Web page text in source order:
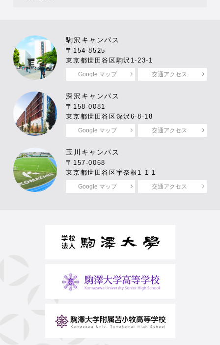
駒沢キャンパス
〒154-8525
東京都世田谷区駒沢1-23-1
Google マップ 交通アクセス
深沢キャンパス
〒158-0081
東京都世田谷区深沢6-8-18
Google マップ 交通アクセス
玉川キャンパス
〒157-0068
東京都世田谷区宇奈根1-1-1
Google マップ 交通アクセス